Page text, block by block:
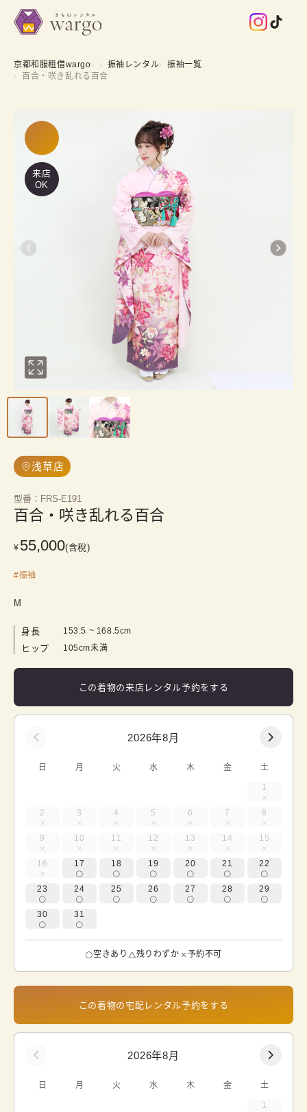
京都和服租借wargo 振袖レンタル
振袖一覧
百合・咲き乱れる百合
来店
OK
浅草店
型番 ： FRS-E191
百合・咲き乱れる百合
¥ 55,000(含稅)
#振袖
M
身長 153.5 ~ 168.5cm
ヒップ 105cm未満
この着物の来店レンタル予約をする
2026年8月
日 月 火 水 木 金 土
1
2 3 4 5 6 7 8
9 10 11 12 13 14 15
16 17 18 19 20 21 22
23 24 25 26 27 28 29
30 31
空きあり 残りわずか 予約不可
この着物の宅配レンタル予約をする
2026年8月
日 月 火 水 木 金 土
1